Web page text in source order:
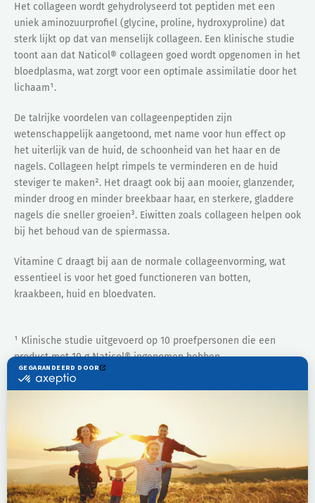
Het collageen wordt gehydrolyseerd tot peptiden met een
uniek aminozuurprofiel (glycine, proline, hydroxyproline) dat
sterk lijkt op dat van menselijk collageen. Een klinische studie
toont aan dat Naticol® collageen goed wordt opgenomen in het
bloedplasma, wat zorgt voor een optimale assimilatie door het
lichaam¹.
De talrijke voordelen van collageenpeptiden zijn
wetenschappelijk aangetoond, met name voor hun effect op
het uiterlijk van de huid, de schoonheid van het haar en de
nagels. Collageen helpt rimpels te verminderen en de huid
steviger te maken². Het draagt ook bij aan mooier, glanzender,
minder droog en minder breekbaar haar, en sterkere, gladdere
nagels die sneller groeien³. Eiwitten zoals collageen helpen ook
bij het behoud van de spiermassa.
Vitamine C draagt bij aan de normale collageenvorming, wat
essentieel is voor het goed functioneren van botten,
kraakbeen, huid en bloedvaten.
¹ Klinische studie uitgevoerd op 10 proefpersonen die een
product met 10 g Naticol® ingenomen hebben.
² Rimpels en stevigheid: klinische studie bij 95 vrouwen die
gedurende 3 maanden 2,5 of 5 g collageen gebruikt hebben.
gedurende 8 weken 2,5 g Naticol® collageen per dag gebruikt
Actieve componenten: